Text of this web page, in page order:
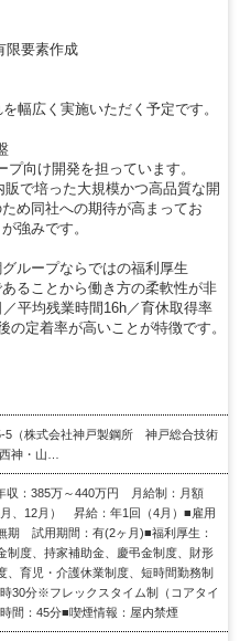
限要素作成
幅広く実施いただく予定です。
向け開発を担っています。
で培った大規模かつ高品質な開
め同社への期待が高まってお
強みです。
ループならではの福利厚生
ることから働き方の柔軟性が非
平均残業時間16h／育休取得率
定着率が高いことが特徴です。
5（株式会社神戸製鋼所 神戸総合技術
神・山…
収：385万～440万円 月給制：月額
、12月） 昇給：年1回（4月）■雇用
試用期間：有(2ヶ月)■福利厚生：
制度、持家補助金、慶弔金制度、財形
、育児・介護休業制度、短時間勤務制
30分※フレックスタイム制（コアタイ
間：45分■喫煙情報：屋内禁煙